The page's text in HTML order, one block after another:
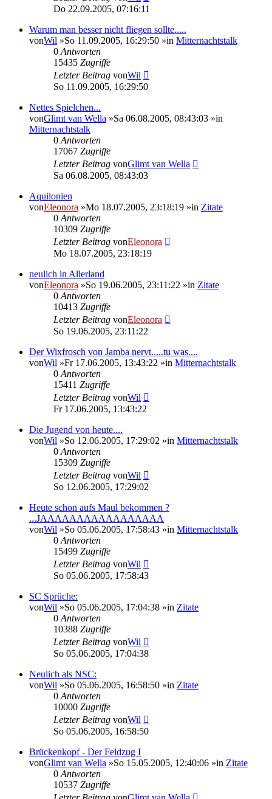
Do 22.09.2005, 07:16:11
Warum man besser nicht fliegen sollte.....
vonWil »So 11.09.2005, 16:29:50 »in Mitternachtstalk
0 Antworten
15435 Zugriffe
Letzter Beitrag vonWil
So 11.09.2005, 16:29:50
Nettes Spielchen...
vonGlimt van Wella »Sa 06.08.2005, 08:43:03 »in
Mitternachtstalk
0 Antworten
17067 Zugriffe
Letzter Beitrag vonGlimt van Wella
Sa 06.08.2005, 08:43:03
Aquilonien
vonEleonora »Mo 18.07.2005, 23:18:19 »in Zitate
0 Antworten
10309 Zugriffe
Letzter Beitrag vonEleonora
Mo 18.07.2005, 23:18:19
neulich in Allerland
vonEleonora »So 19.06.2005, 23:11:22 »in Zitate
0 Antworten
10413 Zugriffe
Letzter Beitrag vonEleonora
So 19.06.2005, 23:11:22
Der Wixfrosch von Jamba nervt.....tu was....
vonWil »Fr 17.06.2005, 13:43:22 »in Mitternachtstalk
0 Antworten
15411 Zugriffe
Letzter Beitrag vonWil
Fr 17.06.2005, 13:43:22
Die Jugend von heute....
vonWil »So 12.06.2005, 17:29:02 »in Mitternachtstalk
0 Antworten
15309 Zugriffe
Letzter Beitrag vonWil
So 12.06.2005, 17:29:02
Heute schon aufs Maul bekommen ?
...JAAAAAAAAAAAAAAAAA
vonWil »So 05.06.2005, 17:58:43 »in Mitternachtstalk
0 Antworten
15499 Zugriffe
Letzter Beitrag vonWil
So 05.06.2005, 17:58:43
SC Sprüche:
vonWil »So 05.06.2005, 17:04:38 »in Zitate
0 Antworten
10388 Zugriffe
Letzter Beitrag vonWil
So 05.06.2005, 17:04:38
Neulich als NSC:
vonWil »So 05.06.2005, 16:58:50 »in Zitate
0 Antworten
10000 Zugriffe
Letzter Beitrag vonWil
So 05.06.2005, 16:58:50
Brückenkopf - Der Feldzug I
vonGlimt van Wella »So 15.05.2005, 12:40:06 »in Zitate
0 Antworten
10537 Zugriffe